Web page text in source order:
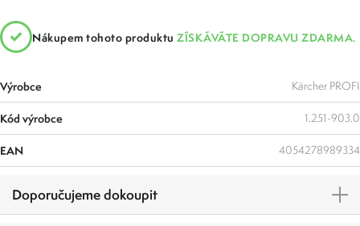
Nákupem tohoto produktu ZÍSKÁVÁTE DOPRAVU ZDARMA.
Výrobce Kärcher PROFI
Kód výrobce 1.251-903.0
EAN 4054278989334
Doporučujeme dokoupit